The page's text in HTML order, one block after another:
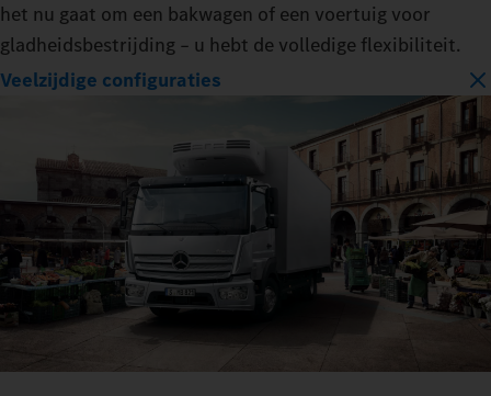
het nu gaat om een bakwagen of een voertuig voor
gladheidsbestrijding – u hebt de volledige flexibiliteit.
Veelzijdige configuraties